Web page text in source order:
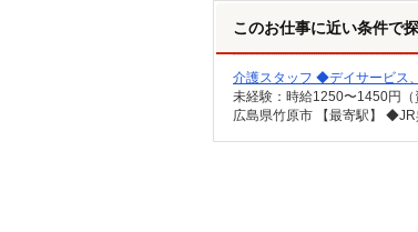
このお仕事に近い条件で
介護スタッフ ◆デイサービス
広島県竹原市 【最寄駅】